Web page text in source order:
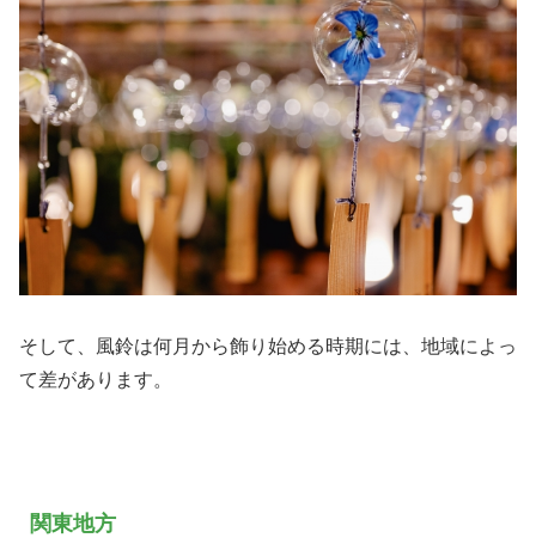
そして、風鈴は何月から飾り始める時期には、地域によっ
て差があります。
関東地方